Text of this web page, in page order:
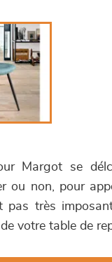
Margot se
ou non, pour
pas très
votre table de